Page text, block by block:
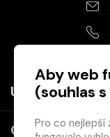
Užitečné
O společnosti
Aby web
(souhlas
Pro co nejlepší